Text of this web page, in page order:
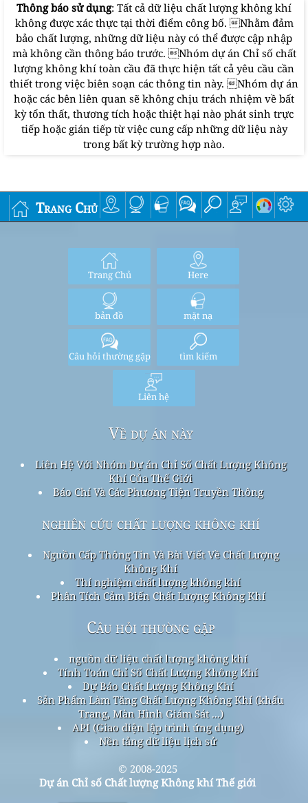
Thông báo sử dụng: Tất cả dữ liệu chất lượng không khí
không được xác thực tại thời điểm công bố. Nhằm đảm
bảo chất lượng, những dữ liệu này có thể được cập nhập
mà không cần thông báo trước. Nhóm dự án Chỉ số chất
lượng không khí toàn cầu đã thực hiện tất cả yêu cầu cần
thiết trong việc biên soạn các thông tin này. Nhóm dự án
hoặc các bên liên quan sẽ không chịu trách nhiệm về bất
kỳ tổn thất, thương tích hoặc thiệt hại nào phát sinh trực
tiếp hoặc gián tiếp từ việc cung cấp những dữ liệu này
trong bất kỳ trường hợp nào.
Trang Chủ
Trang Chủ Here
bản đồ mặt nạ
Câu hỏi thường gặp tìm kiếm
Liên hệ
Về dự án này
Liên Hệ Với Nhóm Dự án Chỉ Số Chất Lượng Không
Khí Của Thế Giới
Báo Chí Và Các Phương Tiện Truyền Thông
nghiên cứu chất lượng không khí
Nguồn Cấp Thông Tin Và Bài Viết Về Chất Lượng
Không Khí
Thí nghiệm chất lượng không khí
Phân Tích Cảm Biến Chất Lượng Không Khí
Câu hỏi thường gặp
nguồn dữ liệu chất lượng không khí
Tính Toán Chỉ Số Chất Lượng Không Khí
Dự Báo Chất Lượng Không Khí
Sản Phẩm Làm Tăng Chất Lượng Không Khí (khẩu
Trang, Màn Hình Giám Sát ...)
API (Giao diện lập trình ứng dụng)
Nền tảng dữ liệu lịch sử
© 2008-2025
Dự án Chỉ số Chất lượng Không khí Thế giới